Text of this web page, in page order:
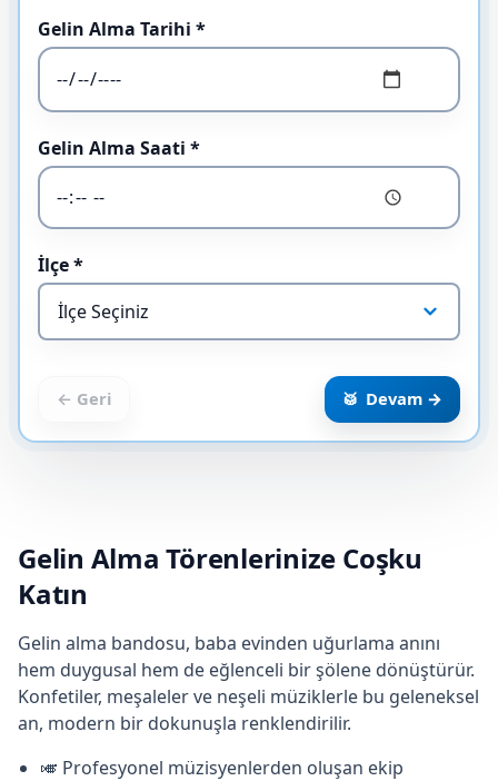
Gelin Alma Tarihi *
Gelin Alma Saati *
İlçe *
← Geri Devam →
Gelin Alma Törenlerinize Coşku
Katın
Gelin alma bandosu, baba evinden uğurlama anını
hem duygusal hem de eğlenceli bir şölene dönüştürür.
Konfetiler, meşaleler ve neşeli müziklerle bu geleneksel
an, modern bir dokunuşla renklendirilir.
🎺 Profesyonel müzisyenlerden oluşan ekip